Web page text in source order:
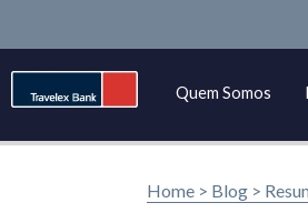
Quem Somos
Home > Blog >